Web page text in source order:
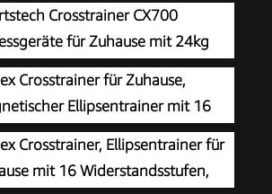
Crosstrainer CX700
für Zuhause mit 24kg
| Ellipsentrainer bis
| Innovative LED
App-Steuerung &
Crosstrainer für Zuhause,
Ellipsentrainer mit 16
6 KG
Leises Indoor-Trainingsgerät,
bis 120 KG (Grün)
Crosstrainer, Ellipsentrainer für
mit 16 Widerstandsstufen,